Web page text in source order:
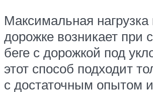
Максимальная нагрузка
дорожке возникает при
беге с дорожкой под
этот способ подходит
с достаточным опытом и